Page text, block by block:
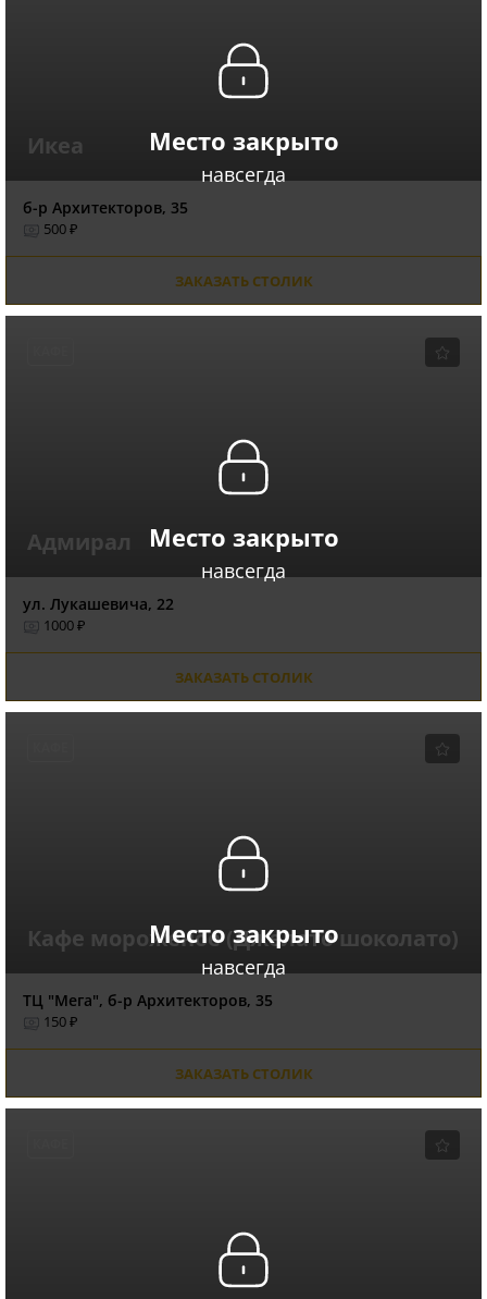
Место закрыто
навсегда
Икеа
б-р Архитекторов, 35
500 ₽
ЗАКАЗАТЬ СТОЛИК
Место закрыто
навсегда
Адмирал
ул. Лукашевича, 22
1000 ₽
ЗАКАЗАТЬ СТОЛИК
Место закрыто
навсегда
Кафе мороженое (Джелато шоколато)
ТЦ "Мега", б-р Архитекторов, 35
150 ₽
ЗАКАЗАТЬ СТОЛИК